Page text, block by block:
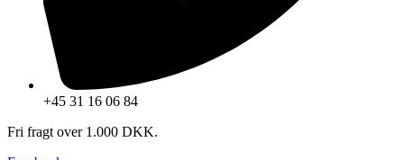
+45 31 16 06 84
Fri fragt over 1.000 DKK.